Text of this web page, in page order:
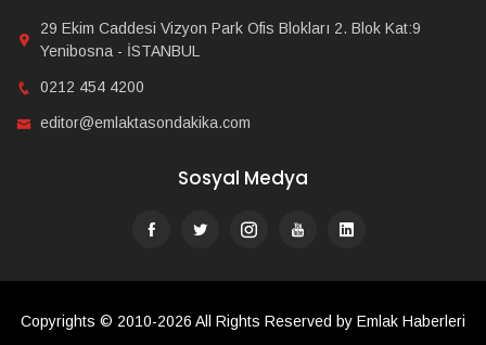
29 Ekim Caddesi Vizyon Park Ofis Blokları 2. Blok Kat:9
Yenibosna - İSTANBUL
0212 454 4200
editor@emlaktasondakika.com
Sosyal Medya
Copyrights © 2010-2026 All Rights Reserved by Emlak Haberleri